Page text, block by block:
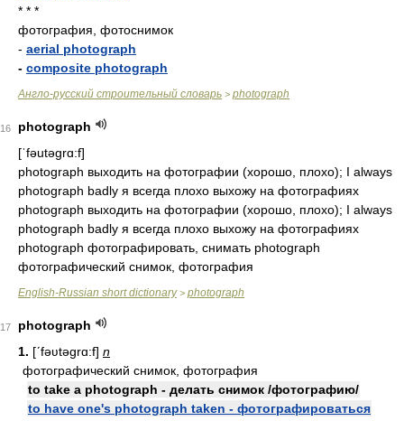
* * *
фотография, фотоснимок
- aerial photograph
- composite photograph
Англо-русский строительный словарь > photograph
16
photograph
[ˈfəutəɡrɑ:f]
photograph выходить на фотографии (хорошо, плохо); I always
photograph badly я всегда плохо выхожу на фотографиях
photograph выходить на фотографии (хорошо, плохо); I always
photograph badly я всегда плохо выхожу на фотографиях
photograph фотографировать, снимать photograph
фотографический снимок, фотография
English-Russian short dictionary> photograph
17
photograph
1. [ʹfəʋtəgrɑ:f] n
фотографический снимок, фотография
to take a photograph - делать снимок /фотографию/
to have one's photograph taken - фотографироваться